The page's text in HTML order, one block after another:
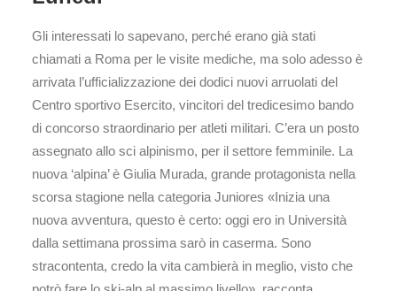
Gli interessati lo sapevano, perché erano già stati
chiamati a Roma per le visite mediche, ma solo adesso è
arrivata l’ufficializzazione dei dodici nuovi arruolati del
Centro sportivo Esercito, vincitori del tredicesimo bando
di concorso straordinario per atleti militari. C’era un posto
assegnato allo sci alpinismo, per il settore femminile. La
nuova ‘alpina’ è Giulia Murada, grande protagonista nella
scorsa stagione nella categoria Juniores «Inizia una
nuova avventura, questo è certo: oggi ero in Università
dalla settimana prossima sarò in caserma. Sono
stracontenta, credo la vita cambierà in meglio, visto che